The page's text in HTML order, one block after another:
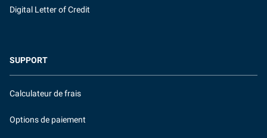
Digital Letter of Credit
SUPPORT
Calculateur de frais
Options de paiement